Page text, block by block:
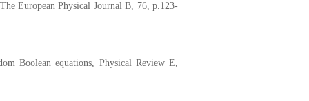
European Physical Journal B, 76, p.123-
Boolean equations, Physical Review E,